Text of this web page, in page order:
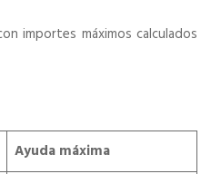
importes máximos calculados
Ayuda máxima